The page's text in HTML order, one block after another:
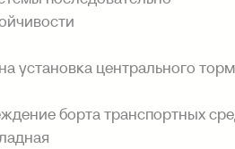
центрального
борта транспортных